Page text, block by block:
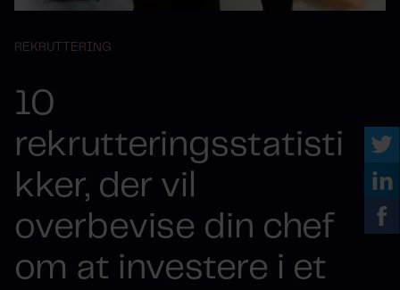
REKRUTTERING
10
rekrutteringsstatisti
kker, der vil
overbevise din chef
om at investere i et